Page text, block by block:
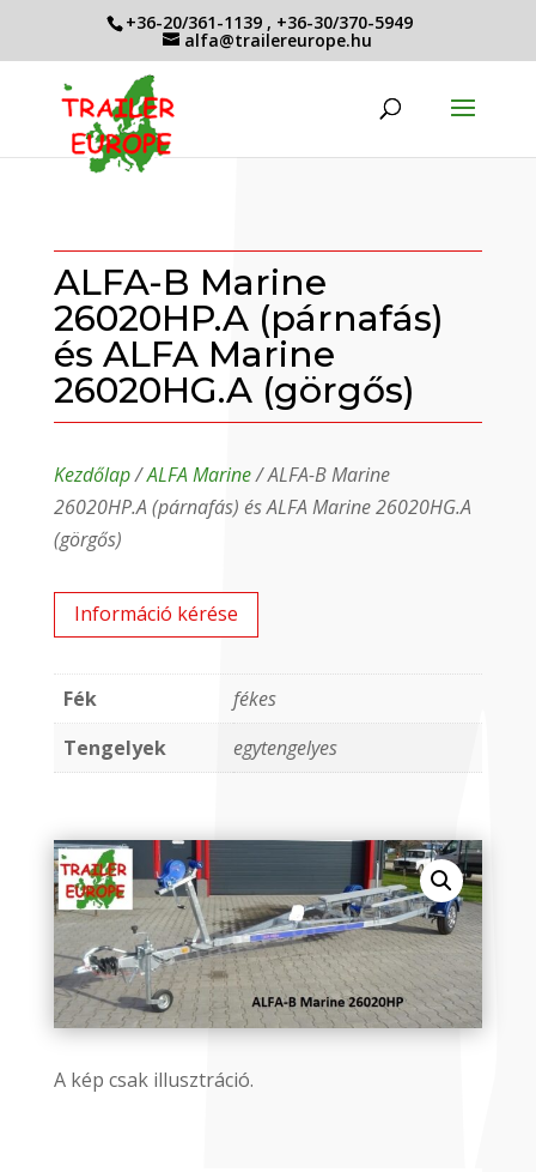
+36-20/361-1139 , +36-30/370-5949
alfa@trailereurope.hu
ALFA-B Marine
26020HP.A (párnafás)
és ALFA Marine
26020HG.A (görgős)
Kezdőlap/ALFA Marine/ ALFA-B Marine
26020HP.A (párnafás) és ALFA Marine 26020HG.A
(görgős)
Információ kérése
Fék
fékes
Tengelyek
egytengelyes
A kép csak illusztráció.